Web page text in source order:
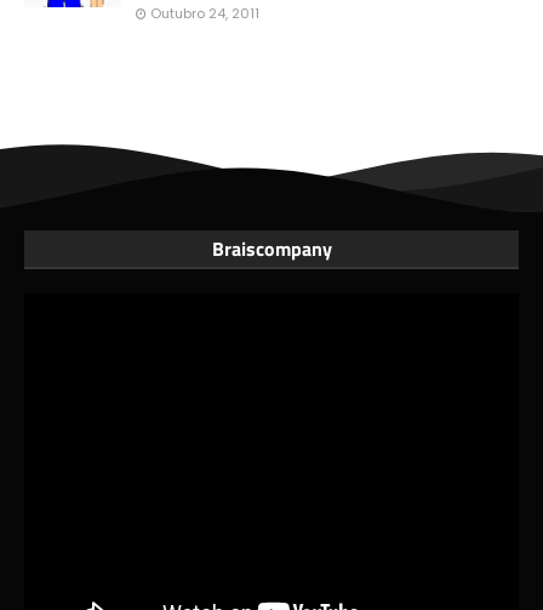
Outubro 24, 2011
Braiscompany